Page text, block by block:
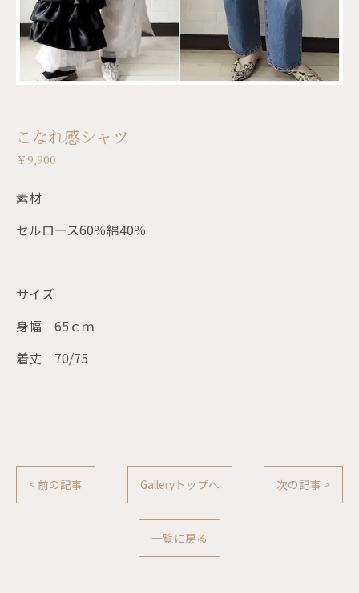
こなれ感シャツ
￥9,900
素材
セルロース60％綿40％
サイズ
身幅 65ｃｍ
着丈 70/75
< 前の記事 Galleryトップへ 次の記事 >
一覧に戻る